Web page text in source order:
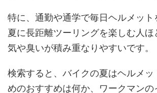
特に、通勤や通学で毎日ヘルメット
夏に長距離ツーリングを楽しむ人ほ
気や臭いが積み重なりやすいです。
検索すると、バイクの夏はヘルメッ
めのおすすめは何か、ワークマンの